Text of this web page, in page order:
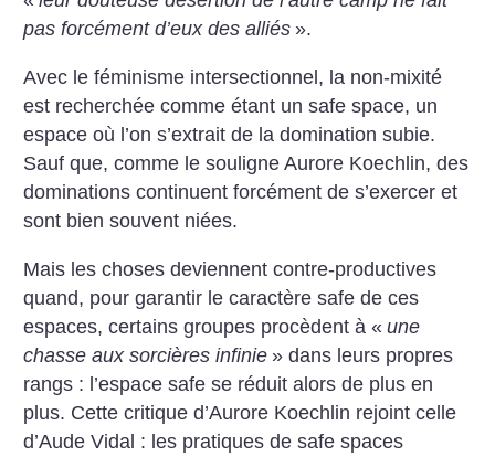
pas forcément d’eux des alliés ».
Avec le féminisme intersectionnel, la non-mixité
est recherchée comme étant un safe space, un
espace où l’on s’extrait de la domination subie.
Sauf que, comme le souligne Aurore Koechlin, des
dominations continuent forcément de s’exercer et
sont bien souvent niées.
Mais les choses deviennent contre-productives
quand, pour garantir le caractère safe de ces
espaces, certains groupes procèdent à « une
chasse aux sorcières infinie » dans leurs propres
rangs : l’espace safe se réduit alors de plus en
plus. Cette critique d’Aurore Koechlin rejoint celle
d’Aude Vidal : les pratiques de safe spaces